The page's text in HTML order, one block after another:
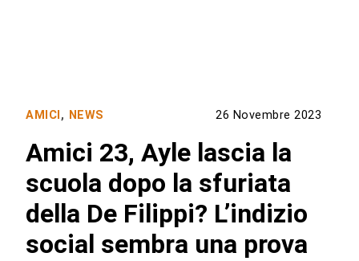
AMICI, NEWS 26 Novembre 2023
Amici 23, Ayle lascia la
scuola dopo la sfuriata
della De Filippi? L’indizio
social sembra una prova